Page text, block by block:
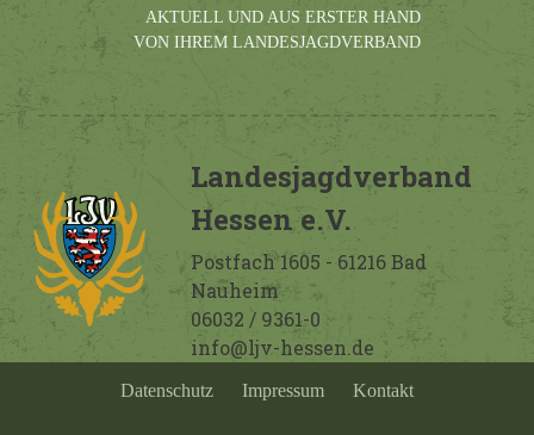
AKTUELL UND AUS ERSTER HAND
VON IHREM LANDESJAGDVERBAND
Landesjagdverband
Hessen e.V.
Postfach 1605 - 61216 Bad
Nauheim
06032 / 9361-0
info@ljv-hessen.de
Datenschutz Impressum Kontakt